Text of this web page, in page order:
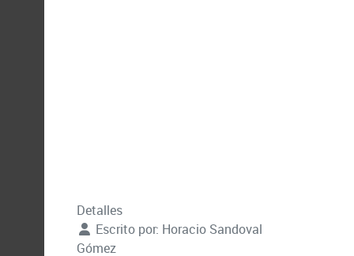
Detalles
Escrito por: Horacio Sandoval
Gómez